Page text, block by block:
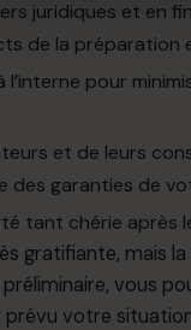
juridiques et en
de la préparation
pour
et de leurs
des garanties de
tant chérie après
gratifiante, mais
vous
prévu votre